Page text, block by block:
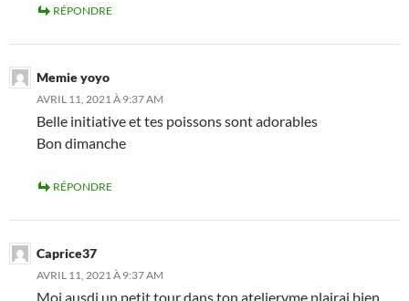
RÉPONDRE
Memie yoyo
AVRIL 11, 2021 À 9:37 AM
Belle initiative et tes poissons sont adorables
Bon dimanche
RÉPONDRE
Caprice37
AVRIL 11, 2021 À 9:37 AM
Moi ausdi un petit tour dans ton ateliervme plairai bien